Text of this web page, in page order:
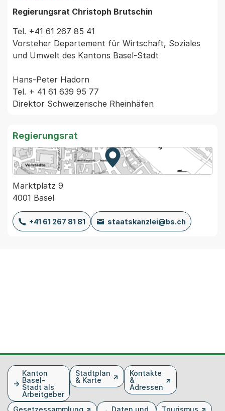
Regierungsrat Christoph Brutschin
Tel. +41 61 267 85 41
Vorsteher Departement für Wirtschaft, Soziales
und Umwelt des Kantons Basel-Stadt
Hans-Peter Hadorn
Tel. + 41 61 639 95 77
Regierungsrat
Zur Karte von MapBS.
Externer Link, wird in einem
Marktplatz 9
4001 Basel
+41 61 267 81 81 staatskanzlei@bs.ch
FusszeileKanton
Basel-
Stadt als
Arbeitgeber
Stadtplan
& Karte
Kontakte
&
Adressen
Gesetzessammlung Daten und Tourismus